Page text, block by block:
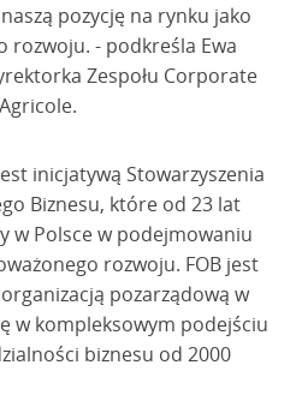
pozycję na rynku jako
rozwoju. - podkreśla Ewa
Zespołu Corporate
inicjatywą Stowarzyszenia
Biznesu, które od 23 lat
w Polsce w podejmowaniu
rozwoju. FOB jest
pozarządową w
w kompleksowym podejściu
biznesu od 2000